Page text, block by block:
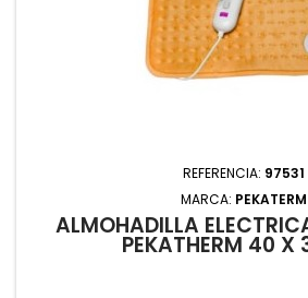
REFERENCIA: 97531
MARCA: PEKATERM
ALMOHADILLA
PEKATHERM 40 X